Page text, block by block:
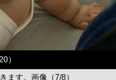
）
ます。画像（7/8）